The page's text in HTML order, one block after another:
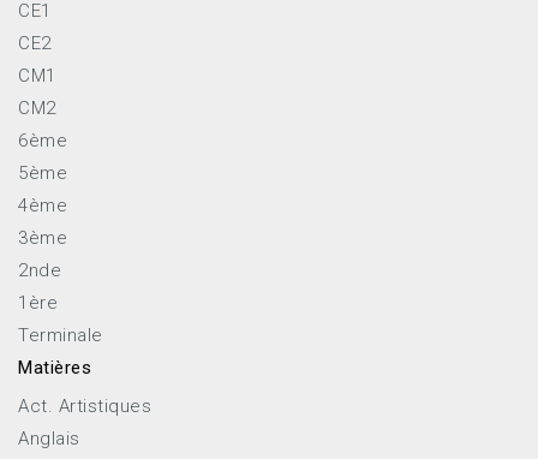
CE1
CE2
CM1
CM2
6ème
5ème
4ème
3ème
2nde
1ère
Terminale
Matières
Act. Artistiques
Anglais